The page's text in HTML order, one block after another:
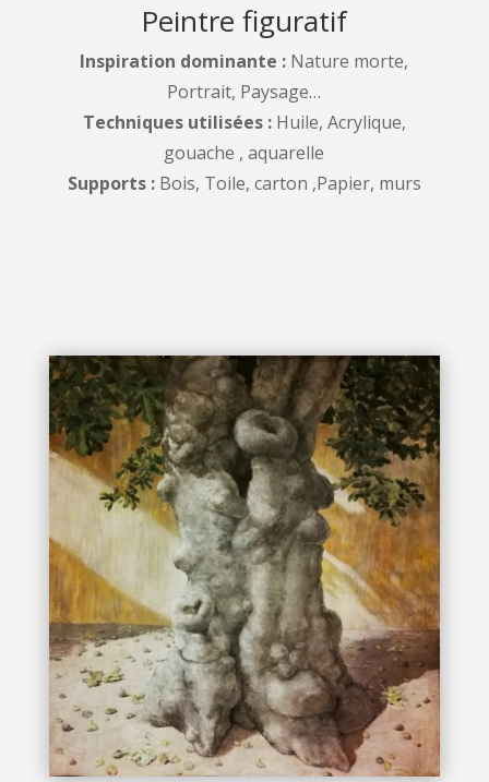
Peintre figuratif
Inspiration dominante : Nature morte,
Portrait, Paysage…
Techniques utilisées : Huile, Acrylique,
gouache , aquarelle
Supports : Bois, Toile, carton ,Papier, murs